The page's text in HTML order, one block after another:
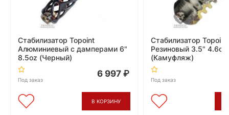
Стабилизатор Topoint
Алюминиевый с дамперами 6"
8.5oz (Черный)
Под заказ
6 997
В КОРЗИНУ
Стабилизатор Topoint
Резиновый 3.5" 4.6oz
(Камуфляж)
Под заказ